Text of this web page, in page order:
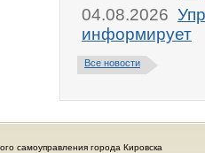
04.08.2026
информирует
Все новости
самоуправления города Кировска